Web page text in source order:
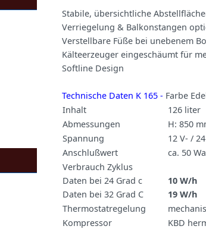
Stabile, übersichtliche
Verriegelung & Balkonstangen
Verstellbare Füße bei unebenem
Kälteerzeuger eingeschäumt für
Softline Design
Technische Daten K 165 - Farbe
Inhalt
126 liter
Abmessungen
H: 850
Spannung
12 V- /
Anschlußwert
ca. 50
Verbrauch Zyklus
Daten bei 24 Grad c
Daten bei 32 Grad C
10 W/h
19 W/h
Thermostatregelung
Kompressor
KBD